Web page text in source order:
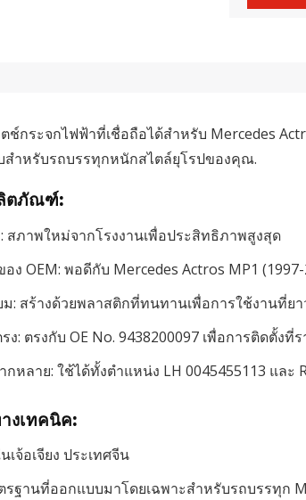
กระจกไฟฟ้าที่เชื่อถือได้สำหรับ Mercedes
ำหรับรถบรรทุกหนักสไตล์ยุโรปของคุณ.
ตภัณฑ์:
: สภาพใหม่จากโรงงานเพื่อประสิทธิภาพสูงสุด
ง OEM: พอดีกับ Mercedes Actros MP1
ม: สร้างด้วยพลาสติกที่ทนทานเพื่อการใช้งานที่ย
ง: ตรงกับ OE No. 9438200097 เพื่อการติดตั้งที่
หลาย: ใช้ได้ทั้งตำแหน่ง LH 0045455113 และ
งเทคนิค:
เจ้อเจียง ประเทศจีน
รฐานที่ออกแบบมาโดยเฉพาะสำหรับรถบรรทุก